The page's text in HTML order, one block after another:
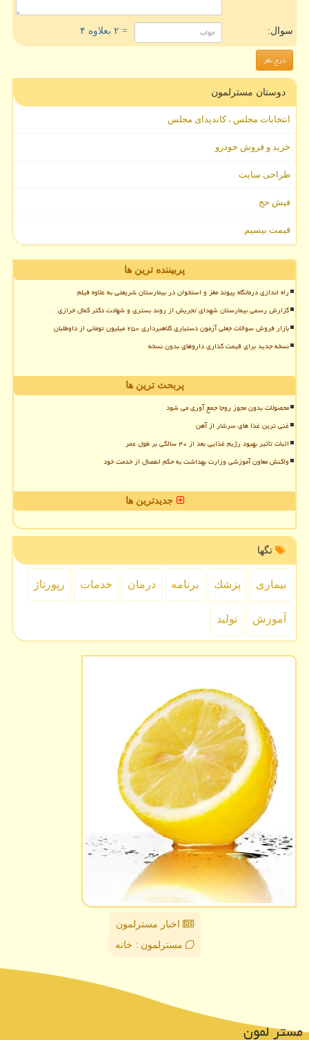
سوال: = ۲ بعلاوه ۴
دوستان مسترلمون
انتخابات مجلس ، کاندیدای مجلس
خرید و فروش خودرو
طراحی سایت
فیش حج
قیمت بیسیم
پربیننده ترین ها
راه اندازی درمانگاه پیوند مغز و استخوان در بیمارستان شریعتی به علاوه فیلم
گزارش رسمی بیمارستان شهدای تجریش از روند بستری و شهادت دکتر کمال خرازی
بازار فروش سوالات جعلی آزمون دستیاری کلاهبرداری ۲۵۰ میلیون تومانی از داوطلبان
نسخه جدید برای قیمت گذاری داروهای بدون نسخه
پربحث ترین ها
محصولات بدون مجوز روجا جمع آوری می شود
غنی ترین غذا های سرشار از آهن
اثبات تأثیر بهبود رژیم غذایی بعد از ۴۰ سالگی بر طول عمر
واکنش معاون آموزشی وزارت بهداشت به حکم انفصال از خدمت خود
جدیدترین ها
تگها
بیماری پزشك برنامه درمان خدمات رپورتاژ
آموزش تولید
اخبار مسترلمون
مسترلمون : خانه
مستر لمون